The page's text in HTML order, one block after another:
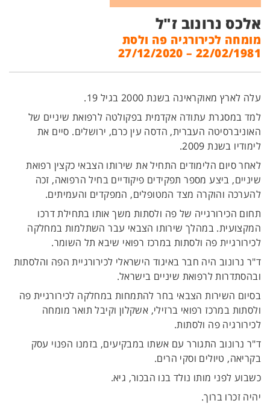
אלכס נרונוב ז"ל
מומחה לכירורגיה פה ולסת
22/02/1981 – 27/12/2020
עלה לארץ מאוקראינה בשנת 2000 בגיל 19.
למד במסגרת עתודה אקדמית בפקולטה לרפואת שיניים של
האוניברסיטה העברית, הדסה עין כרם, ירושלים. סיים את
לימודיו בשנת 2009.
לאחר סיום הלימודים התחיל את שירותו הצבאי כקצין רפואת
שיניים, ביצע מספר תפקידים פיקודיים בחיל הרפואה, זכה
להערכה והוקרה מצד המטופלים, המפקדים והעמיתים.
תחום הכירורגייה של פה ולסתות משך אותו בתחילת דרכו
המקצועית. במהלך שירותו הצבאי עבר השתלמות במחלקה
לכירורגיית פה ולסתות במרכז רפואי שיבא תל השומר.
ד"ר נרונוב היה חבר באיגוד הישראלי לכירורגיית הפה והלסתות
ובהסתדרות לרפואת שיניים בישראל.
בסיום השירות הצבאי בחר להתמחות במחלקה לכירורגיית פה
ולסתות במרכז רפואי ברזילי, אשקלון וקיבל תואר מומחה
לכירורגיה פה ולסתות.
ד"ר נרונוב התגורר עם אשתו במבקיעים, בזמנו הפנוי עסק
בקריאה, טיולים וסקי הרים.
כשבוע לפני מותו נולד בנו הבכור, גיא.
יהיה זכרו ברוך.